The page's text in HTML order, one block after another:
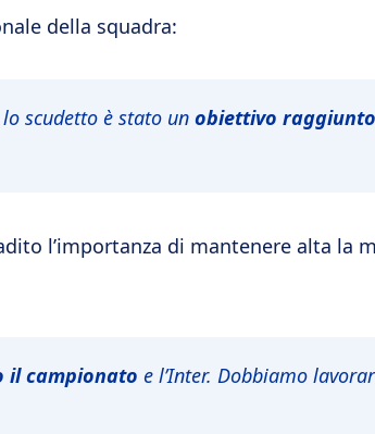
della squadra:
scudetto è stato un obiettivo raggiunto
l’importanza di mantenere alta la
il campionato e l’Inter. Dobbiamo